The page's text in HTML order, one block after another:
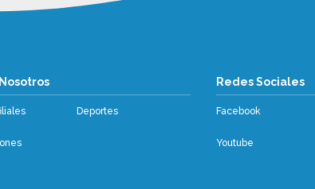
Nosotros
Deportes
Redes Sociales
Facebook
Youtube